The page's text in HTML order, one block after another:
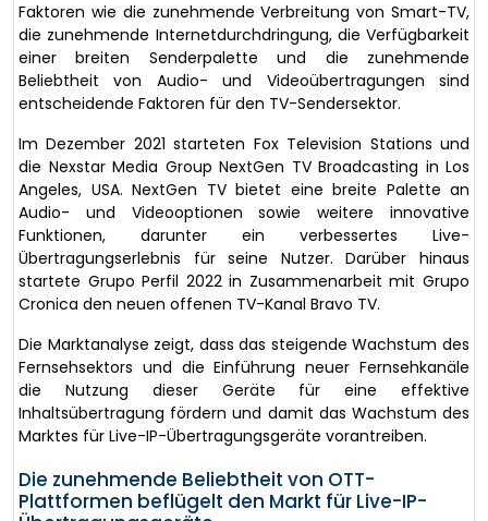
Faktoren wie die zunehmende Verbreitung von Smart-TV,
die zunehmende Internetdurchdringung, die Verfügbarkeit
einer breiten Senderpalette und die zunehmende
Beliebtheit von Audio- und Videoübertragungen sind
entscheidende Faktoren für den TV-Sendersektor.
Im Dezember 2021 starteten Fox Television Stations und
die Nexstar Media Group NextGen TV Broadcasting in Los
Angeles, USA. NextGen TV bietet eine breite Palette an
Audio- und Videooptionen sowie weitere innovative
Funktionen, darunter ein verbessertes Live-
Übertragungserlebnis für seine Nutzer. Darüber hinaus
startete Grupo Perfil 2022 in Zusammenarbeit mit Grupo
Cronica den neuen offenen TV-Kanal Bravo TV.
Die Marktanalyse zeigt, dass das steigende Wachstum des
Fernsehsektors und die Einführung neuer Fernsehkanäle
die Nutzung dieser Geräte für eine effektive
Inhaltsübertragung fördern und damit das Wachstum des
Marktes für Live-IP-Übertragungsgeräte vorantreiben.
Die zunehmende Beliebtheit von OTT-
Plattformen beflügelt den Markt für Live-IP-